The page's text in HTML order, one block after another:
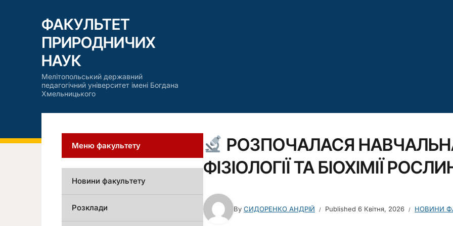
ФАКУЛЬТЕТ
ПРИРОДНИЧИХ
НАУК
Мелітопольський державний
педагогічний університет імені Богдана
Хмельницького
РОЗПОЧАЛАСЯ
ФІЗІОЛОГІЇ ТА БІОХІМІЇ
By СИДОРЕНКО АНДРІЙ Published 6 Квітня, 2026 НОВИНИ
Меню факультету
Новини факультету
Розклади